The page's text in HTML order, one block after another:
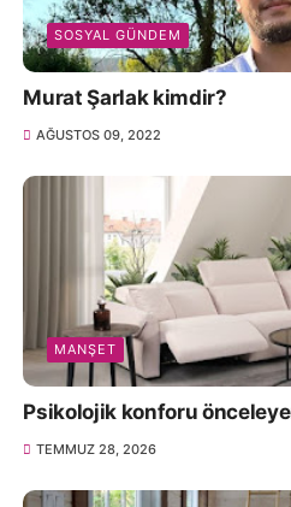
SOSYAL GÜNDEM
Murat Şarlak kimdir?
AĞUSTOS 09, 2022
MANŞET
Psikolojik konforu
TEMMUZ 28, 2026